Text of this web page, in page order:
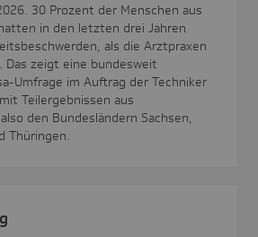
30 Prozent der Menschen aus
in den letzten drei Jahren
als die Arztpraxen
Das zeigt eine bundesweit
Umfrage im Auftrag der Techniker
Teilergebnissen aus
den Bundesländern Sachsen,
Thüringen.